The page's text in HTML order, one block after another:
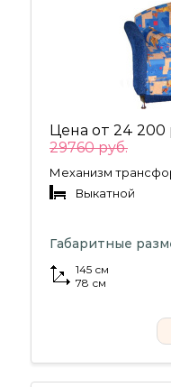
Цена от 24 200
29760 руб.
Механизм
Выкатной
Габаритные
145 см
78 см